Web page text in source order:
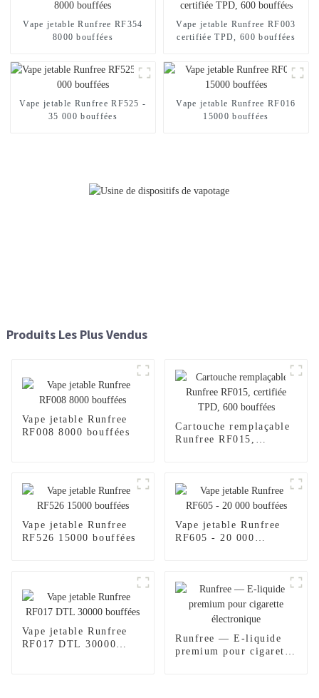
Vape jetable Runfree RF354
8000 bouffées
Vape jetable Runfree RF003
certifiée TPD, 600 bouffées
Vape jetable Runfree RF525 -
35 000 bouffées
Vape jetable Runfree RF016
15000 bouffées
Produits Les Plus Vendus
Vape jetable Runfree
RF008 8000 bouffées
Cartouche remplaçable
Runfree RF015,
Vape jetable Runfree
RF526 15000 bouffées
Vape jetable Runfree
RF605 - 20 000
Vape jetable Runfree
RF017 DTL 30000
Runfree — E-liquide
premium pour cigarette